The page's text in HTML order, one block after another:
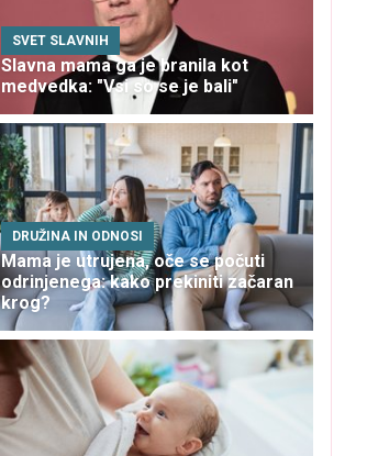
SVET SLAVNIH
Slavna mama ga je branila kot
medvedka: "Vsi so se je bali"
DRUŽINA IN ODNOSI
Mama je utrujena, oče se počuti
odrinjenega: kako prekiniti začaran
krog?